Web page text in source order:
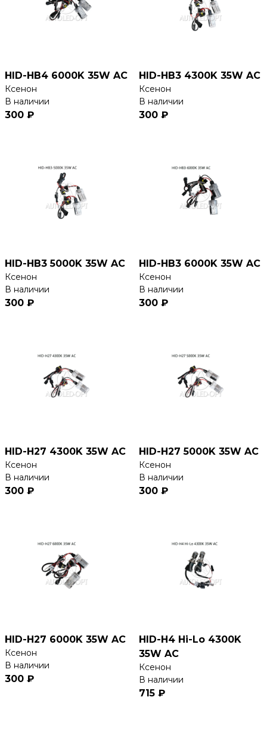
HID-HB4 6000K 35W AC
Ксенон
В наличии
300 ₽
HID-HB3 4300K 35W AC
Ксенон
В наличии
300 ₽
HID-HB3 5000K 35W AC
Ксенон
В наличии
300 ₽
HID-HB3 6000K 35W AC
Ксенон
В наличии
300 ₽
HID-H27 4300K 35W AC
Ксенон
В наличии
300 ₽
HID-H27 5000K 35W AC
Ксенон
В наличии
300 ₽
HID-H27 6000K 35W AC
Ксенон
В наличии
300 ₽
HID-H4 Hi-Lo 4300K
35W AC
Ксенон
В наличии
715 ₽